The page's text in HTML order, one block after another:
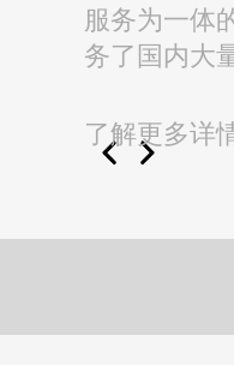
服务为一体
务了国内大
了解更多详